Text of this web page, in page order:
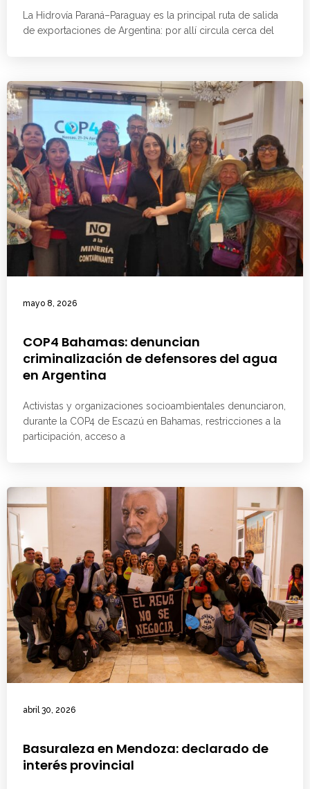
La Hidrovía Paraná–Paraguay es la principal ruta de salida
de exportaciones de Argentina: por allí circula cerca del
mayo 8, 2026
COP4 Bahamas: denuncian
criminalización de defensores del agua
en Argentina
Activistas y organizaciones socioambientales denunciaron,
durante la COP4 de Escazú en Bahamas, restricciones a la
participación, acceso a
abril 30, 2026
Basuraleza en Mendoza: declarado de
interés provincial